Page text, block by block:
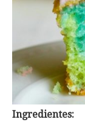
Ingredientes: